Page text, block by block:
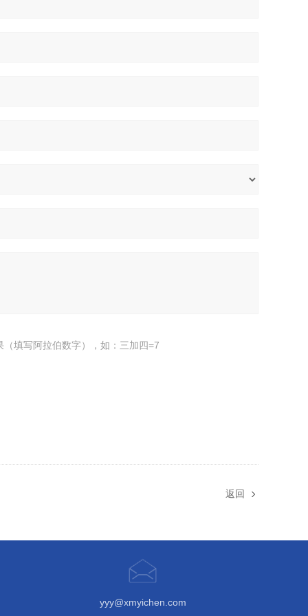
（填写阿拉伯数字），如：三加四=7
返回
yyy@xmyichen.com